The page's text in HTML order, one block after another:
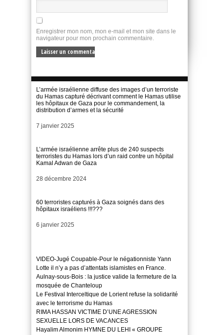
Enregistrer mon nom, mon e-mail et mon site dans le
navigateur pour mon prochain commentaire.
L’armée israélienne diffuse des images d’un terroriste
du Hamas capturé décrivant comment le Hamas utilise
les hôpitaux de Gaza pour le commandement, la
distribution d’armes et la sécurité
Date
7 janvier 2025
L’armée israélienne arrête plus de 240 suspects
terroristes du Hamas lors d’un raid contre un hôpital
Kamal Adwan de Gaza
Date
28 décembre 2024
60 terroristes capturés à Gaza soignés dans des
hôpitaux israéliens !!!???
Date
6 janvier 2025
VIDEO-Jugé Coupable-Pour le négationniste Yann
Lotte il n’y a pas d’attentats islamistes en France.
Aulnay-sous-Bois : la justice valide la fermeture de la
mosquée de Chanteloup
Le Festival Interceltique de Lorient refuse la solidarité
avec le terrorisme du Hamas
RIMA HASSAN VICTIME D’UNE AGRESSION
SEXUELLE LORS DE VACANCES
Hayalim Almonim HYMNE DU LEHI « GROUPE